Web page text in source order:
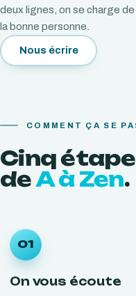
deux lignes, on se charge
la bonne personne.
Nous écrire
COMMENT ÇA SE
Cinq
deA à Zen.
01
On vous écoute